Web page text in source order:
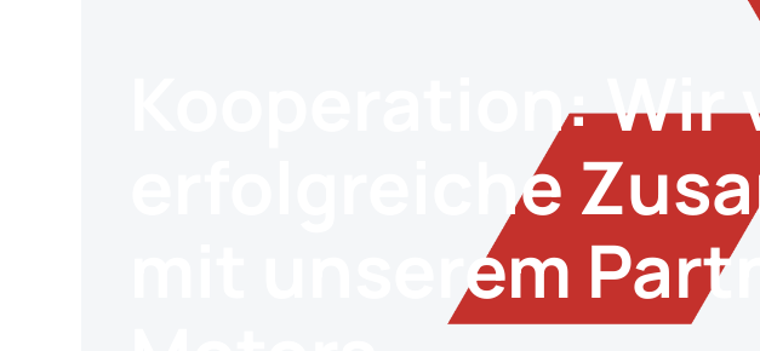
Kooperation: Wir
erfolgreiche
mit unserem